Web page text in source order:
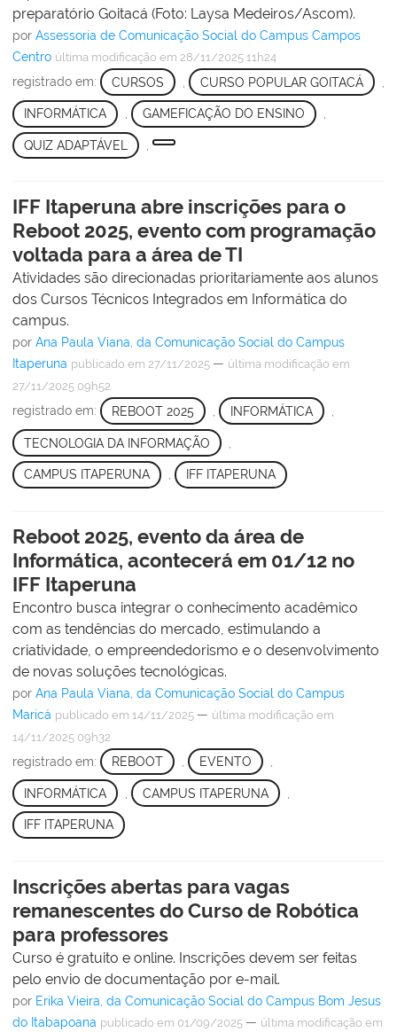
preparatório Goitacá (Foto: Laysa Medeiros/Ascom).
por Assessoria de Comunicação Social do Campus Campos
Centro última modificação em 28/11/2025 11h24
registrado em: CURSOS CURSO POPULAR GOITACÁ
INFORMÁTICA , GAMEFICAÇÃO DO ENSINO ,
QUIZ ADAPTÁVEL
IFF Itaperuna abre inscrições para o
Reboot 2025, evento com programação
voltada para a área de TI
Atividades são direcionadas prioritariamente aos alunos
dos Cursos Técnicos Integrados em Informática do
campus.
por Ana Paula Viana, da Comunicação Social do Campus
Itaperuna publicado em 27/11/2025 — última modificação em
27/11/2025 09h52
registrado em: REBOOT 2025 INFORMÁTICA
TECNOLOGIA DA INFORMAÇÃO
CAMPUS ITAPERUNA , IFF ITAPERUNA
Reboot 2025, evento da área de
Informática, acontecerá em 01/12 no
IFF Itaperuna
Encontro busca integrar o conhecimento acadêmico
com as tendências do mercado, estimulando a
criatividade, o empreendedorismo e o desenvolvimento
de novas soluções tecnológicas.
por Ana Paula Viana, da Comunicação Social do Campus
Maricá publicado em 14/11/2025 — última modificação em
14/11/2025 09h32
registrado em: REBOOT EVENTO
INFORMÁTICA CAMPUS ITAPERUNA
IFF ITAPERUNA
Inscrições abertas para vagas
remanescentes do Curso de Robótica
para professores
Curso é gratuito e online. Inscrições devem ser feitas
pelo envio de documentação por e-mail.
por Erika Vieira, da Comunicação Social do Campus Bom Jesus
do Itabapoana publicado em 01/09/2025 — última modificação em